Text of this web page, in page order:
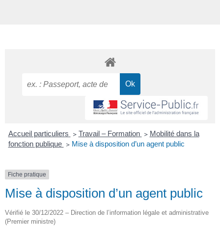
Accueil particuliers > Travail – Formation > Mobilité dans la
fonction publique > Mise à disposition d’un agent public
Fiche pratique
Mise à disposition d’un agent public
Vérifié le 30/12/2022 – Direction de l’information légale et administrative
(Premier ministre)